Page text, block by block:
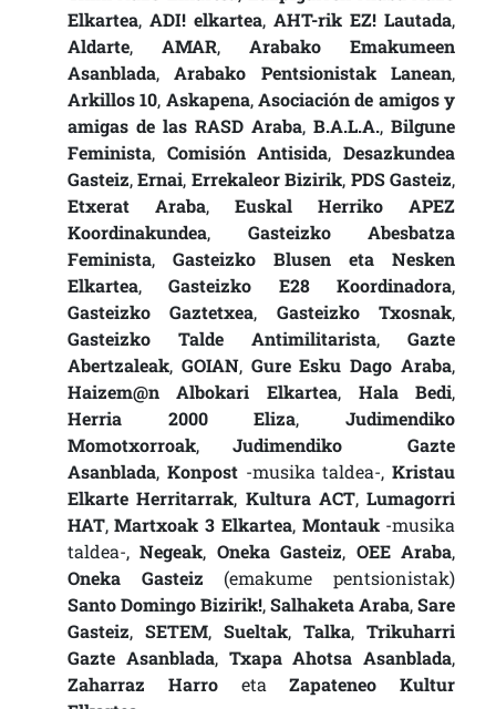
Elkartea, ADI! elkartea,AHT-rik EZ! Lautada,
Aldarte, AMAR,Arabako Emakumeen
Asanblada,Arabako Pentsionistak Lanean,
Arkillos 10, Askapena,Asociación de amigos y
amigas de las RASD Araba,B.A.L.A.,Bilgune
Feminista, Comisión Antisida,Desazkundea
Gasteiz,Ernai, Errekaleor Bizirik, PDS Gasteiz,
Etxerat Araba,Euskal Herriko APEZ
Koordinakundea, Gasteizko Abesbatza
Feminista, Gasteizko Blusen eta Nesken
Elkartea,Gasteizko E28 Koordinadora,
Gasteizko Gaztetxea, Gasteizko Txosnak,
Gasteizko Talde Antimilitarista,Gazte
Abertzaleak, GOIAN, Gure Esku Dago Araba,
Haizem@n Albokari Elkartea, Hala Bedi,
Herria 2000 Eliza,Judimendiko
Momotxorroak, Judimendiko Gazte
Asanblada, Konpost-musika taldea-,Kristau
Elkarte Herritarrak, Kultura ACT,Lumagorri
HAT,Martxoak 3 Elkartea, Montauk-musika
taldea-,Negeak, Oneka Gasteiz, OEE Araba,
Oneka Gasteiz (emakume pentsionistak)
Santo Domingo Bizirik!,Salhaketa Araba,Sare
Gasteiz, SETEM,Sueltak, Talka,Trikuharri
Gazte Asanblada, Txapa Ahotsa Asanblada,
Zaharraz HarroetaZapateneo Kultur